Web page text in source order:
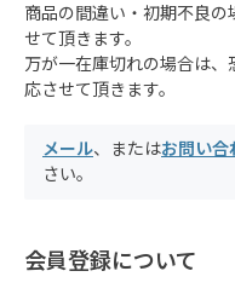
商品の間違い・初期不良
せて頂きます。
万が一在庫切れの場合は
応させて頂きます。
メール、またはお問い合
さい。
会員登録について